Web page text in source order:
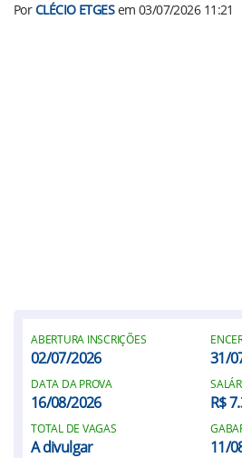
PorCLÉCIO ETGESem 03/07/2026 11:21
ABERTURA INSCRIÇÕES
02/07/2026 31/
DATA DA PROVA
16/08/2026 R$
TOTAL DE VAGAS
A divulgar 11/